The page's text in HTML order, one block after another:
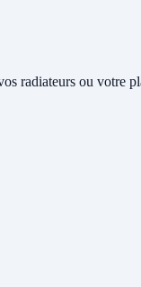
radiateurs ou votre